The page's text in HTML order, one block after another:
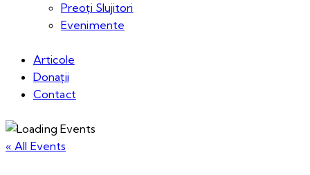
Preoți Slujitori
Evenimente
Articole
Donații
Contact
« All Events